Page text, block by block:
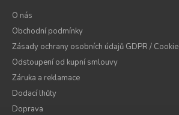
O nás
Obchodní podmínky
Zásady ochrany osobních údajů GDPR / Cookie
Odstoupení od kupní smlouvy
Záruka a reklamace
Dodací lhůty
Doprava